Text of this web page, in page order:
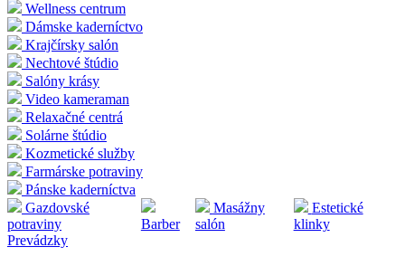
Wellness centrum
Dámske kaderníctvo
Krajčírsky salón
Nechtové štúdio
Salóny krásy
Video kameraman
Relaxačné centrá
Solárne štúdio
Kozmetické služby
Farmárske potraviny
Pánske kaderníctva
Gazdovské
potraviny
Barber
Masážny
salón
Estetické
klinky
Prevádzky